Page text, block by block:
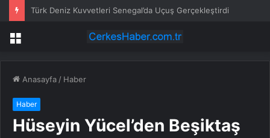
Menü
Anasayfa / Haber
Haber
Hüseyin Yücel’den Beşiktaş